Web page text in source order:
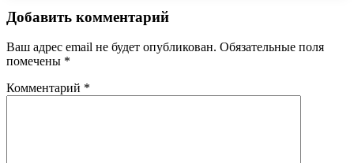
Добавить комментарий
Ваш адрес email не будет опубликован. Обязательные поля
помечены *
Комментарий *